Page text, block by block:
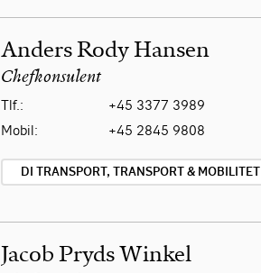
Anders Rody Hansen
Chefkonsulent
Tlf.:
+45 3377 3989
Mobil:
+45 2845 9808
DI TRANSPORT, TRANSPORT & MOBILITET
Jacob Pryds Winkel